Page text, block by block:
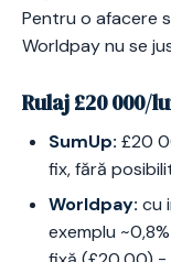
Pentru o afacere
Worldpay nu se
Rulaj £20 000/
SumUp: £20
fix, fără
Worldpay: cu
exemplu